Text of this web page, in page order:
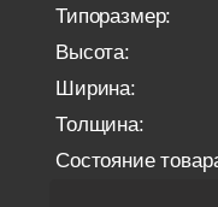
Типоразмер:
Высота:
Ширина:
Толщина:
Состояние